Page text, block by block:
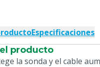
Especificaciones
producto
la sonda y el cable